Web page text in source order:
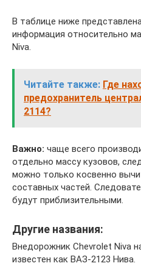
В таблице ниже
информация относительно
Niva.
Читайте также: Где
предохранитель
2114?
Важно: чаще всего
отдельно массу кузовов,
можно только косвенно
составных частей.
будут приблизительными.
Другие названия:
Внедорожник Chevrolet Niva
известен как ВАЗ-2123 Нива.